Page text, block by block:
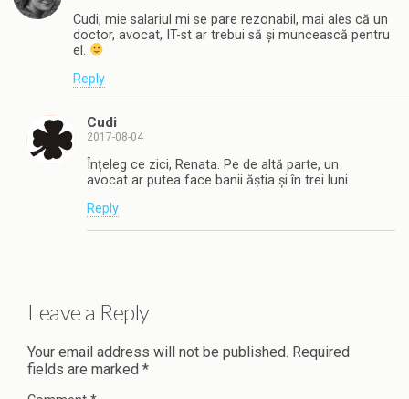
Cudi, mie salariul mi se pare rezonabil, mai ales că un
doctor, avocat, IT-st ar trebui să și muncească pentru
el.
Reply
Cudi
2017-08-04
Înțeleg ce zici, Renata. Pe de altă parte, un
avocat ar putea face banii ăștia și în trei luni.
Reply
Leave a Reply
Your email address will not be published. Required
fields are marked *